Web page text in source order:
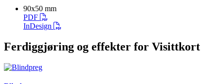
90x50 mm
PDF
InDesign
Ferdiggjøring og effekter for Visittkort